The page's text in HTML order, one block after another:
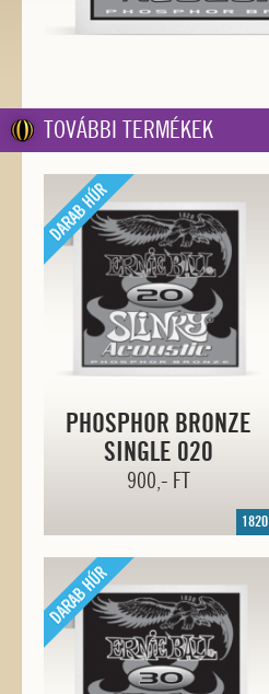
TOVÁBBI TERMÉKEK
PHOSPHOR BRONZE
SINGLE 020
900,- FT
1820